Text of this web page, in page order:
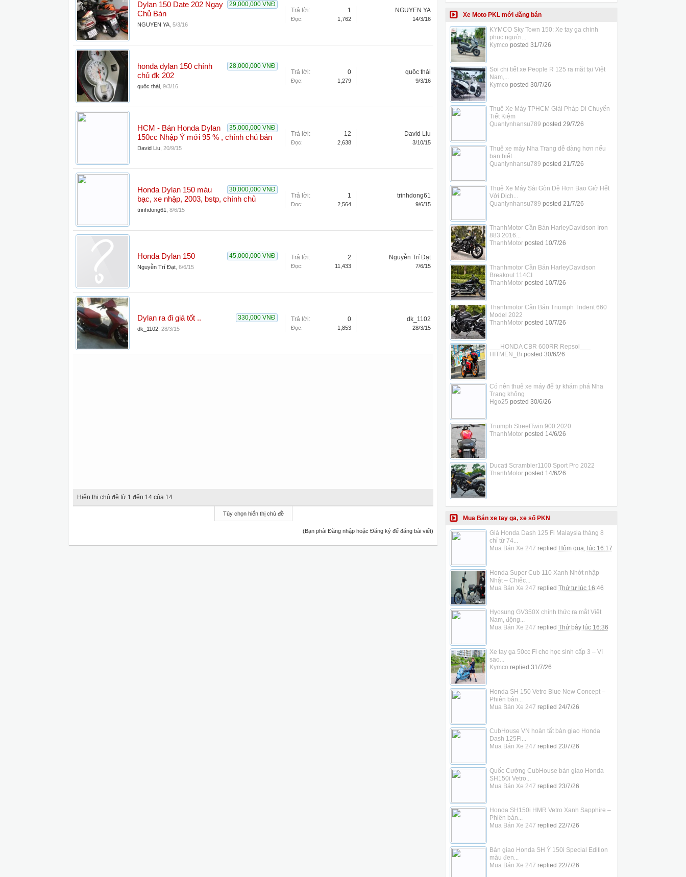
29,000,000 VNĐ
Dylan 150 Date 202 Ngay
Chủ Bán
NGUYEN YA 5/3/16
Trả lời: 1
Đọc: 1,762
NGUYEN YA
14/3/16
28,000,000 VNĐ
honda dylan 150 chính
chủ đk 202
quôc thái 9/3/16
Trả lời: 0
Đọc: 1,279
quôc thái
9/3/16
35,000,000 VNĐ
HCM - Bán Honda Dylan
150cc Nhập Ý mới 95 % , chính chủ bán
David Liu 20/9/15
Trả lời: 12
Đọc: 2,638
David Liu
3/10/15
30,000,000 VNĐ
Honda Dylan 150 màu
bạc, xe nhập, 2003, bstp, chính chủ
trinhdong61 8/6/15
Trả lời: 1
Đọc: 2,564
trinhdong61
9/6/15
45,000,000 VNĐ
Honda Dylan 150
Nguyễn Trí Đạt 6/6/15
Trả lời: 2
Đọc: 11,433
Nguyễn Trí Đạt
7/6/15
330,000 VNĐ
Dylan ra đi giá tốt ..
dk_1102 28/3/15
Trả lời: 0
Đọc: 1,853
dk_1102
28/3/15
Hiển thị chủ đề từ 1 đến 14 của 14
Tùy chọn hiển thị chủ đề
(Bạn phải Đăng nhập hoặc Đăng ký để đăng bài viết)
Xe Moto PKL mới đăng bán
KYMCO Sky Town 150: Xe tay ga chinh
phục người...
Kymco posted 31/7/26
Soi chi tiết xe People R 125 ra mắt tại Việt
Nam,...
Kymco posted 30/7/26
Thuê Xe Máy TPHCM Giải Pháp Di Chuyển
Tiết Kiệm
Quanlynhansu789 posted 29/7/26
Thuê xe máy Nha Trang dễ dàng hơn nếu
bạn biết...
Quanlynhansu789 posted 21/7/26
Thuê Xe Máy Sài Gòn Dễ Hơn Bao Giờ Hết
Với Dịch...
Quanlynhansu789 posted 21/7/26
ThanhMotor Cần Bán HarleyDavidson Iron
883 2016...
ThanhMotorposted 10/7/26
Thanhmotor Cần Bán HarleyDavidson
Breakout 114CI
ThanhMotorposted 10/7/26
Thanhmotor Cần Bán Triumph Trident 660
Model 2022
ThanhMotorposted 10/7/26
___HONDA CBR 600RR Repsol___
HITMEN_Bi posted 30/6/26
Có nên thuê xe máy để tự khám phá Nha
Trang không
Hgo25 posted 30/6/26
Triumph StreetTwin 900 2020
ThanhMotorposted 14/6/26
Ducati Scrambler1100 Sport Pro 2022
ThanhMotorposted 14/6/26
Mua Bán xe tay ga, xe số PKN
Giá Honda Dash 125 Fi Malaysia tháng 8
chỉ từ 74...
Mua Bán Xe 247 replied Hôm qua, lúc 16:17
Honda Super Cub 110 Xanh Nhớt nhập
Nhật – Chiếc...
Mua Bán Xe 247 replied Thứ tư lúc 16:46
Hyosung GV350X chính thức ra mắt Việt
Nam, động...
Mua Bán Xe 247 replied Thứ bảy lúc 16:36
Xe tay ga 50cc Fi cho học sinh cấp 3 – Vì
sao...
Kymco replied 31/7/26
Honda SH 150 Vetro Blue New Concept –
Phiên bản...
Mua Bán Xe 247 replied 24/7/26
CubHouse VN hoàn tất bàn giao Honda
Dash 125Fi...
Mua Bán Xe 247 replied 23/7/26
Quốc Cường CubHouse bàn giao Honda
SH150i Vetro...
Mua Bán Xe 247 replied 23/7/26
Honda SH150i HMR Vetro Xanh Sapphire –
Phiên bản...
Mua Bán Xe 247 replied 22/7/26
Bàn giao Honda SH Ý 150i Special Edition
màu đen...
Mua Bán Xe 247 replied 22/7/26